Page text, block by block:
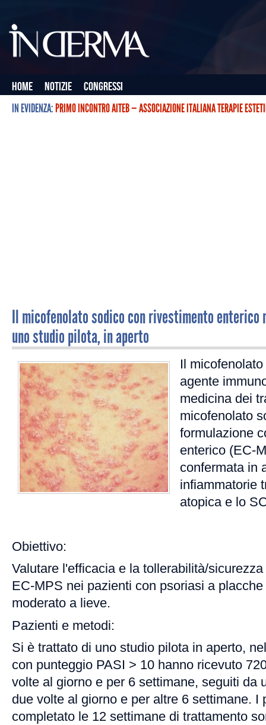
Home Notizie
Congressi
IN EVIDENZA:PRIMO INCONTRO AITEB — ASSOCIAZIONE ITALIANA TERAPIE
Il micofenolato sodico con rivestimento enterico
uno studio pilota, in aperto
Il
agente
medicina dei
micofenolato
formulazione
enterico (EC-
confermata in
infiammatorie
atopica e lo
Obiettivo:
Valutare l'efficacia e la tollerabilità/
EC-MPS nei pazienti con psoriasi a
moderato a lieve.
Pazienti e metodi:
Si è trattato di uno studio pilota in aperto,
con punteggio PASI > 10 hanno ricevuto
volte al giorno e per 6 settimane, seguiti da
due volte al giorno e per altre 6 settimane. I
completato le 12 settimane di trattamento